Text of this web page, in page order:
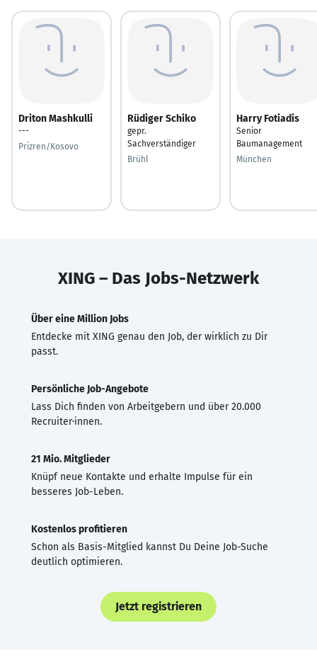
Driton Mashkulli
---
Prizren/Kosovo
Rüdiger Schiko
gepr.
Sachverständiger
Brühl
Harry Fotiadis
Senior
Baumanagement
München
XING – Das Jobs-Netzwerk
Über eine Million Jobs
Entdecke mit XING genau den Job, der wirklich zu Dir
passt.
Persönliche Job-Angebote
Lass Dich finden von Arbeitgebern und über 20.000
Recruiter·innen.
21 Mio. Mitglieder
Knüpf neue Kontakte und erhalte Impulse für ein
besseres Job-Leben.
Kostenlos profitieren
Schon als Basis-Mitglied kannst Du Deine Job-Suche
deutlich optimieren.
Jetzt registrieren